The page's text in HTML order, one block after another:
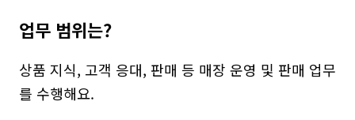
업무 범위는?
상품 지식, 고객 응대, 판매 등 매장 운영 및 판매 업무
를 수행해요.